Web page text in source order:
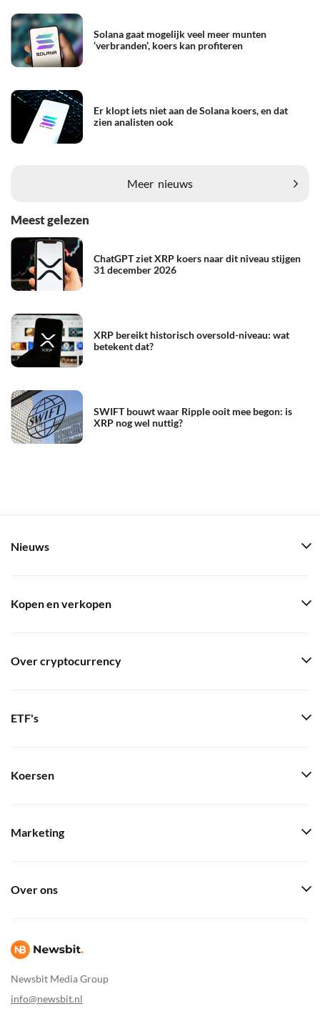
Solana gaat mogelijk veel meer munten
‘verbranden’, koers kan profiteren
Er klopt iets niet aan de Solana koers, en dat
zien analisten ook
Meer nieuws
Meest gelezen
ChatGPT ziet XRP koers naar dit niveau stijgen
31 december 2026
XRP bereikt historisch oversold-niveau: wat
betekent dat?
SWIFT bouwt waar Ripple ooit mee begon: is
XRP nog wel nuttig?
Newsbit Media Group
info@newsbit.nl
Nieuws
Kopen en verkopen
Over cryptocurrency
ETF's
Koersen
Marketing
Over ons